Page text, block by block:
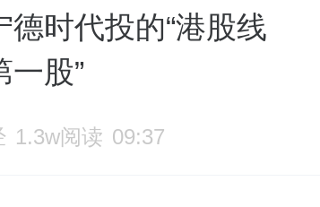
德时代投的“港股线
一股”
1.3w阅读 09:37